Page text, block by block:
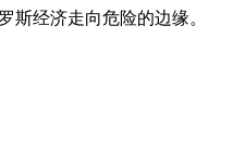
斯经济走向危险的边缘。